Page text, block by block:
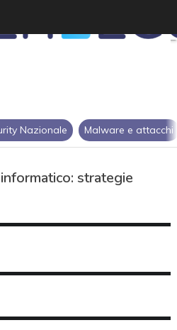
Nazionale Malware e attacchi
strategie